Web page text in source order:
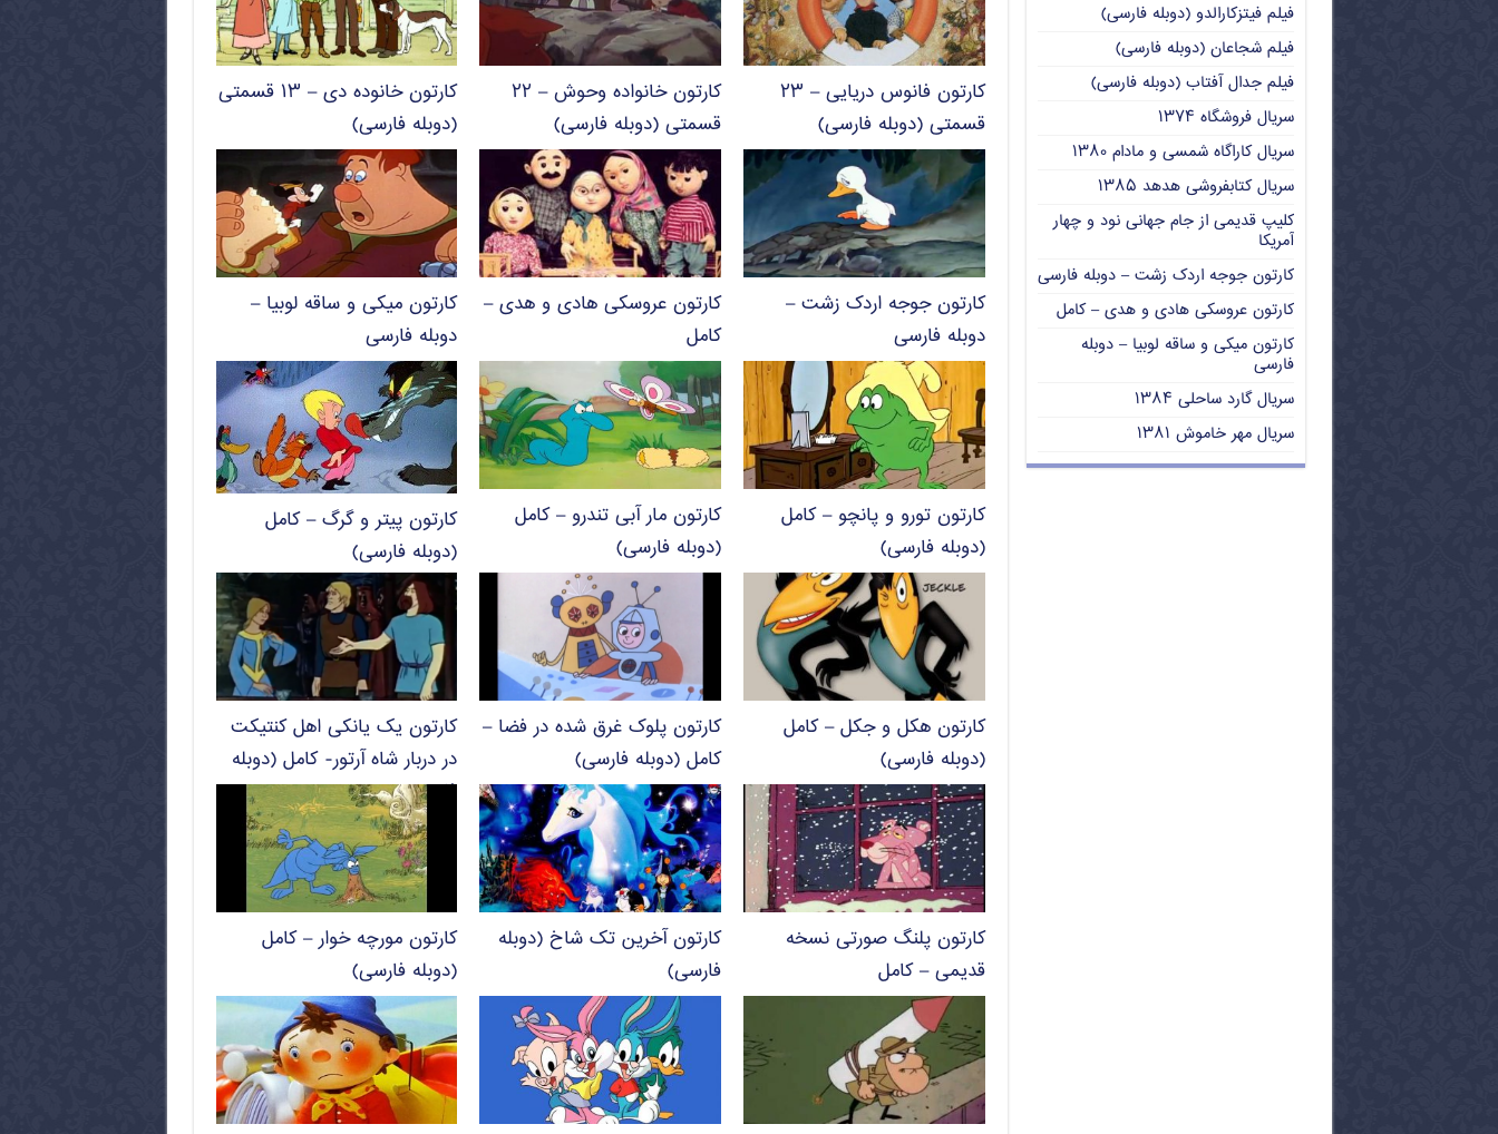
کارتون فانوس دریایی – ۲۳
قسمتی (دوبله فارسی)
کارتون خانواده وحوش – ۲۲
قسمتی (دوبله فارسی)
کارتون خانوده دی – ۱۳ قسمتی
(دوبله فارسی)
کارتون جوجه اردک زشت –
دوبله فارسی
کارتون عروسکی هادی و هدی –
کامل
کارتون میکی و ساقه لوبیا –
دوبله فارسی
کارتون تورو و پانچو – کامل
(دوبله فارسی)
کارتون مار آبی تندرو – کامل
(دوبله فارسی)
کارتون پیتر و گرگ – کامل
(دوبله فارسی)
کارتون هکل و جکل – کامل
(دوبله فارسی)
کارتون پلوک غرق شده در فضا –
کامل (دوبله فارسی)
کارتون یک یانکی اهل کنتیکت
در دربار شاه آرتور- کامل (دوبله
فارسی)
کارتون پلنگ صورتی نسخه
قدیمی – کامل
کارتون آخرین تک شاخ (دوبله
فارسی)
کارتون مورچه خوار – کامل
(دوبله فارسی)
فیلم فیتزکارالدو (دوبله فارسی)
فیلم شجاعان (دوبله فارسی)
فیلم جدال آفتاب (دوبله فارسی)
سریال فروشگاه ۱۳۷۴
سریال کاراگاه شمسی و مادام ۱۳۸۰
سریال کتابفروشی هدهد ۱۳۸۵
کلیپ قدیمی از جام جهانی نود و چهار
آمریکا
کارتون جوجه اردک زشت – دوبله فارسی
کارتون عروسکی هادی و هدی – کامل
کارتون میکی و ساقه لوبیا – دوبله
فارسی
سریال گارد ساحلی ۱۳۸۴
سریال مهر خاموش ۱۳۸۱